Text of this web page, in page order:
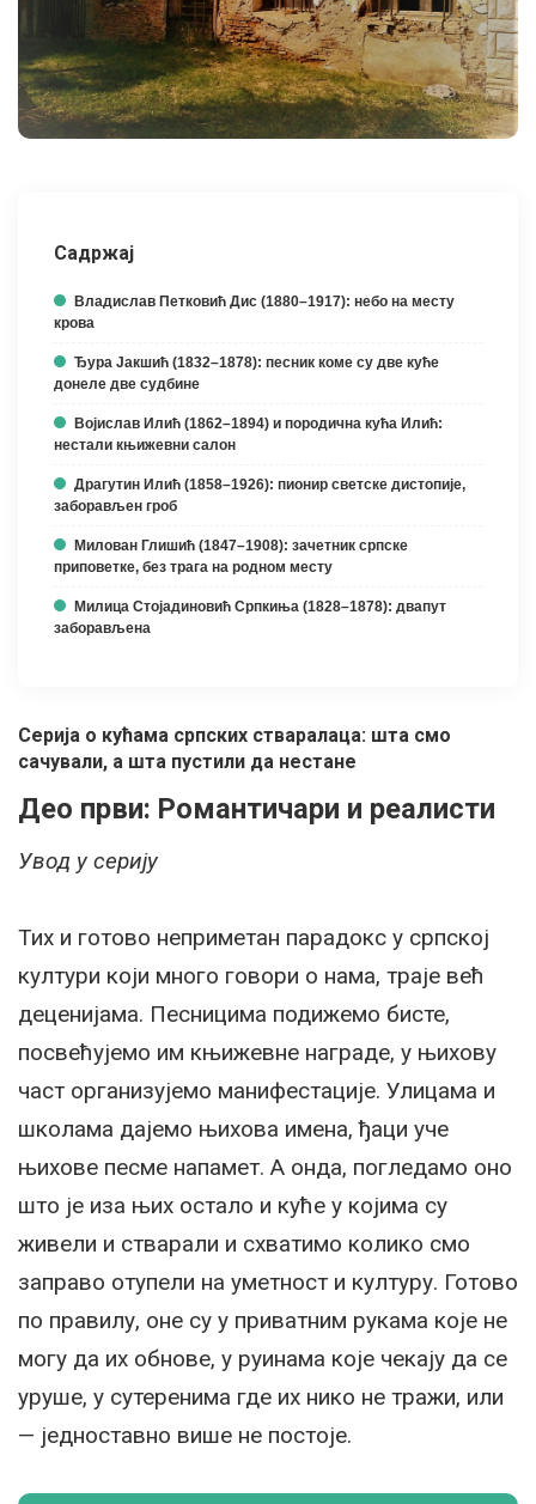
Садржај
Владислав Петковић Дис (1880–1917): небо на месту
крова
Ђура Јакшић (1832–1878): песник коме су две куће
донеле две судбине
Војислав Илић (1862–1894) и породична кућа Илић:
нестали књижевни салон
Драгутин Илић (1858–1926): пионир светске дистопије,
заборављен гроб
Милован Глишић (1847–1908): зачетник српске
приповетке, без трага на родном месту
Милица Стојадиновић Српкиња (1828–1878): двапут
заборављена
Серија о кућама српских стваралаца: шта смо
сачували, а шта пустили да нестане
Део први: Романтичари и реалисти
Увод у серију
Тих и готово неприметан парадокс у српској
култури који много говори о нама, траје већ
деценијама. Песницима подижемо бисте,
посвећујемо им књижевне награде, у њихову
част организујемо манифестације. Улицама и
школама дајемо њихова имена, ђаци уче
њихове песме напамет. А онда, погледамо оно
што је иза њих остало и куће у којима су
живели и стварали и схватимо колико смо
заправо отупели на уметност и културу. Готово
по правилу, оне су у приватним рукама које не
могу да их обнове, у руинама које чекају да се
уруше, у сутеренима где их нико не тражи, или
— једноставно више не постоје.